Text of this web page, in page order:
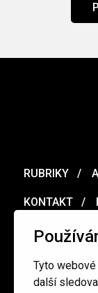
Tyto
další
RUBRIKY
KONTAKT
MERCH
Ochrana